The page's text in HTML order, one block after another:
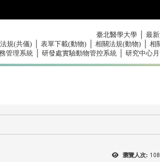
臺北醫學大學 最
規(共儀) 表單下載(動物) 相關法規(動物) 相
管理系統 研發處實驗動物管控系統 研究中心
瀏覽人次: